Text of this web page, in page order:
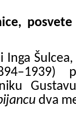
dva